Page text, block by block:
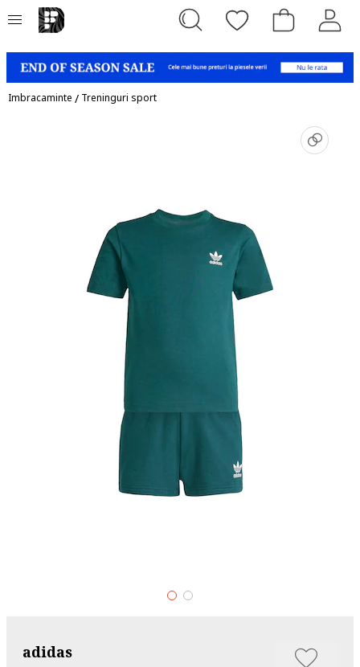
Imbracaminte / Treninguri sport
adidas